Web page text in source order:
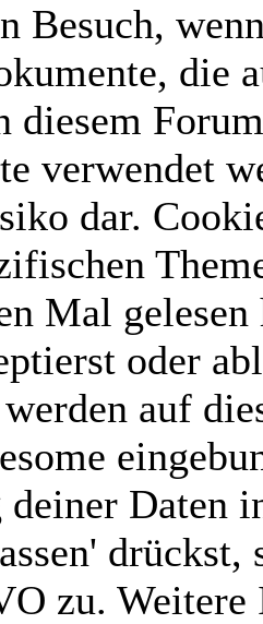
Besuch,
die
diesem
verwendet
dar.
Mal
oder
auf
deiner Daten
zu.